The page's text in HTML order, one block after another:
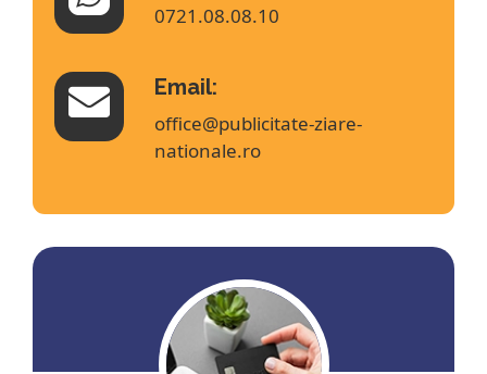
0721.08.08.10
Email:
office@publicitate-ziare-
nationale.ro